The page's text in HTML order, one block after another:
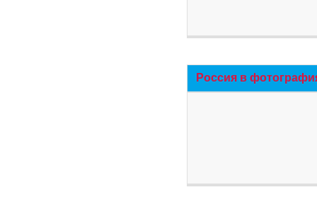
Россия в